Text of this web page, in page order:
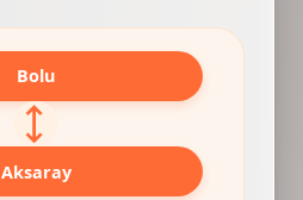
Bolu
⟷
Aksaray